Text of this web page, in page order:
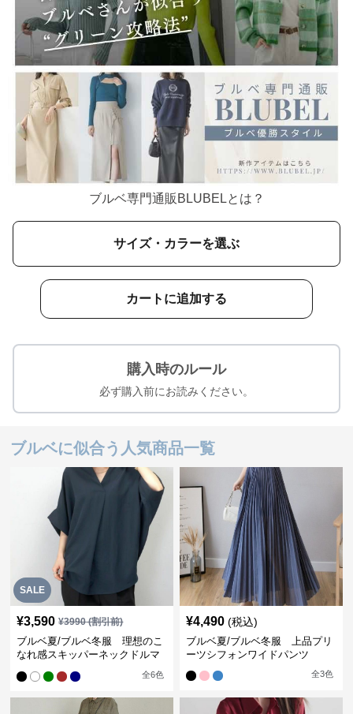
ブルベ専門通販BLUBELとは？
サイズ・カラーを選ぶ
カートに追加する
購入時のルール
必ず購入前にお読みください。
ブルベに似合う人気商品一覧
SALE
¥3,590 ¥3990(割引前)
ブルベ夏/ブルベ冬服 理想のこ
なれ感スキッパーネックドルマ
全6色
¥4,490 (税込)
ブルベ夏/ブルベ冬服 上品プリ
ーツシフォンワイドパンツ
全3色